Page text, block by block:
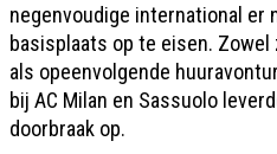
negenvoudige international er
basisplaats op te eisen.
als opeenvolgende
bij AC Milan en Sassuolo
doorbraak op.